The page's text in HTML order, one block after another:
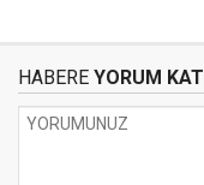
HABERE YORUM KAT